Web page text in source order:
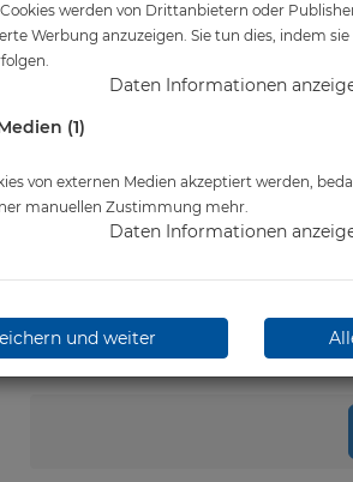
Artikelnr.: tus-m3001CBL
Herstellerpreis: 105,00 €
Lieferbar in 1-3 Werktage
werden von Drittanbietern oder
Werbung anzuzeigen. Sie tun dies, indem
Daten Informationen
(1)
von externen Medien akzeptiert werden,
manuellen Zustimmung mehr.
Daten Informationen
und weiter